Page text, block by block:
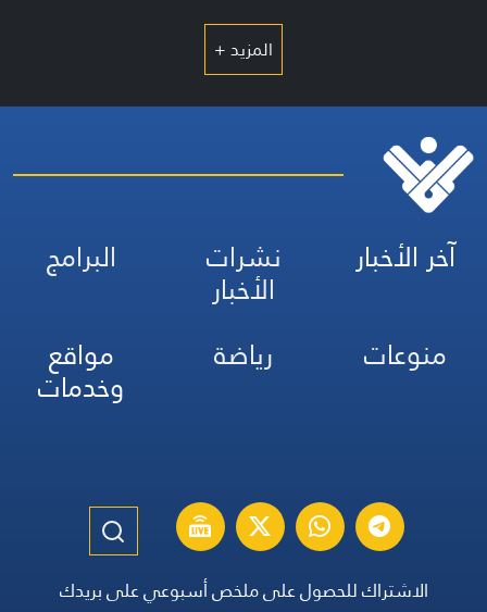
المزيد +
آخر الأخبار نشرات
الأخبار
البرامج
منوعات
رياضة مواقع
وخدمات
الاشتراك للحصول على ملخص أسبوعي على بريدك